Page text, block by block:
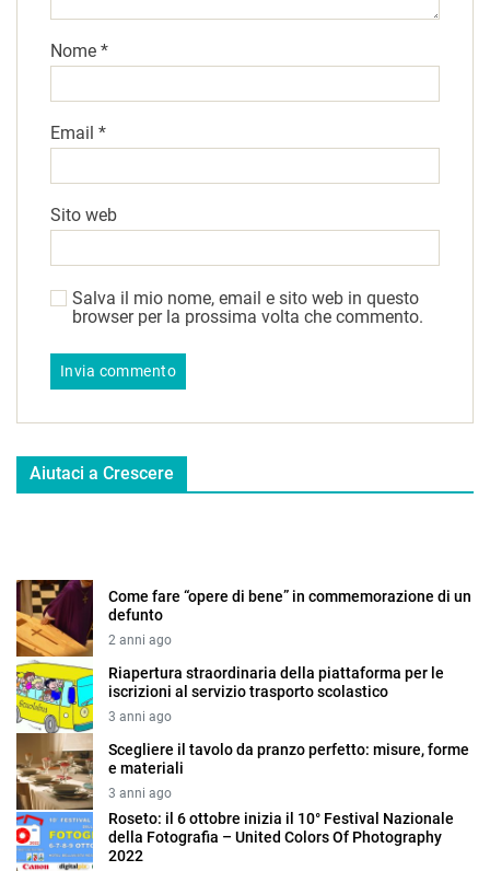
Nome *
Email *
Sito web
Salva il mio nome, email e sito web in questo
browser per la prossima volta che commento.
Aiutaci a Crescere
Come fare “opere di bene” in commemorazione di un
defunto
2 anni ago
Riapertura straordinaria della piattaforma per le
iscrizioni al servizio trasporto scolastico
3 anni ago
Scegliere il tavolo da pranzo perfetto: misure, forme
e materiali
3 anni ago
Roseto: il 6 ottobre inizia il 10° Festival Nazionale
della Fotografia – United Colors Of Photography
2022